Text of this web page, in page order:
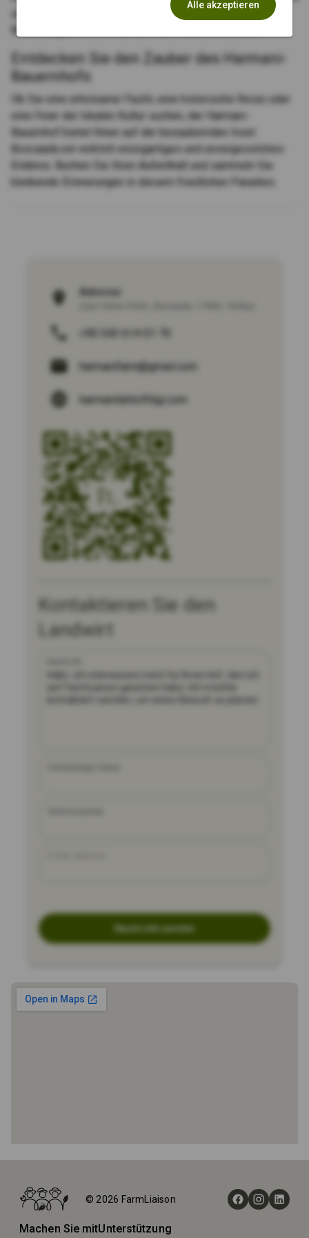
zu sein, und lassen Sie sich von der ausgewogenen
Entdecken Sie den Zauber des Harmani-
Bauernhofs
Ob Sie eine erholsame Flucht, eine historische Reise oder
eine Feier der lokalen Kultur suchen, der Harmani-
Bauernhof bietet Ihnen auf der bezaubernden Insel
Bozcaada ein wirklich einzigartiges und unvergessliches
Erlebnis. Buchen Sie Ihren Aufenthalt und sammeln Sie
bleibende Erinnerungen in diesem friedlichen Paradies.
Adresse:
harmanifarm@gmail.com
harmanitatilciftligi.com
Kontaktieren Sie den
Landwirt
Nachricht senden
Höfe
Harmani Tatil Çiftliği
© 2026 FarmLiaison
Machen Sie mitUnterstützung
Alle akzeptieren